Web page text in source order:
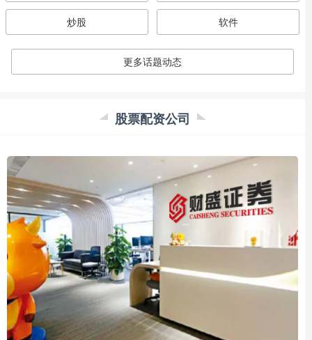
炒股 软件
更多话题动态
股票配资公司